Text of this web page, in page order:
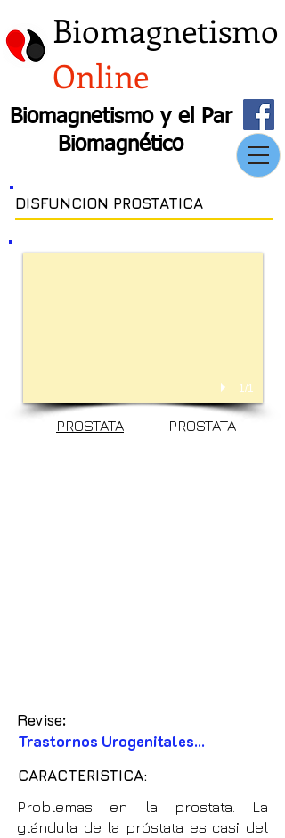
Biomagnetismo
Online
Biomagnetismo y el Par
Biomagnético
DISFUNCION PROSTATICA
1/1
PROSTATA PROSTATA
Revise:
Trastornos Urogenitales...
CARACTERISTICA:
Problemas en la prostata. La
glándula de la próstata es casi del